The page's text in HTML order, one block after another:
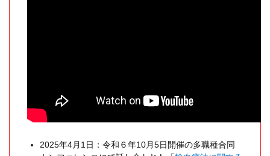
2025年4月1日：令和６年10月5日開催の多職種合同